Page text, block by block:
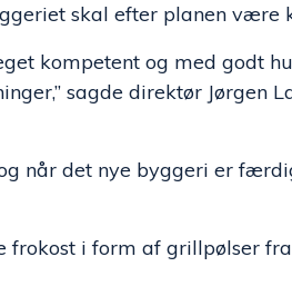
skal efter planen
kompetent og med godt
sagde direktør Jørgen
når det nye byggeri er
i form af grillpølser